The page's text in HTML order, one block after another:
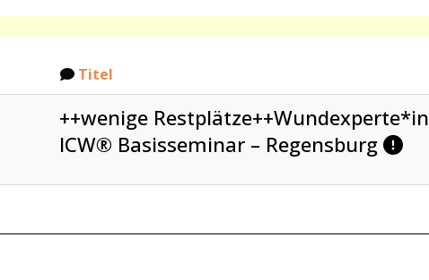
Titel
++wenige Restplätze++Wundexperte*in
ICW® Basisseminar – Regensburg